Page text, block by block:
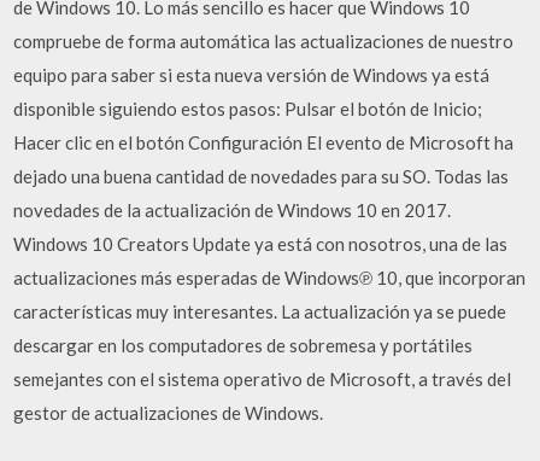
de Windows 10. Lo más sencillo es hacer que Windows 10
compruebe de forma automática las actualizaciones de nuestro
equipo para saber si esta nueva versión de Windows ya está
disponible siguiendo estos pasos: Pulsar el botón de Inicio;
Hacer clic en el botón Configuración El evento de Microsoft ha
dejado una buena cantidad de novedades para su SO. Todas las
novedades de la actualización de Windows 10 en 2017.
Windows 10 Creators Update ya está con nosotros, una de las
actualizaciones más esperadas de Windows℗ 10, que incorporan
características muy interesantes. La actualización ya se puede
descargar en los computadores de sobremesa y portátiles
semejantes con el sistema operativo de Microsoft, a través del
gestor de actualizaciones de Windows.